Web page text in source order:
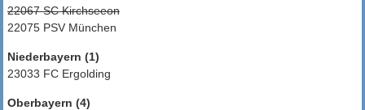
22067 SC Kirchseeon
22075 PSV München
Niederbayern (1)
23033 FC Ergolding
Oberbayern (4)